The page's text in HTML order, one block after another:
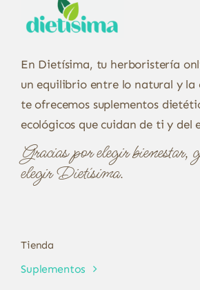
En Dietísima, tu herboristería
un equilibrio entre lo natural y la
te ofrecemos suplementos
ecológicos que cuidan de ti y del
Gracias por elegir bienestar,
elegir Dietísima.
Tienda
Suplementos